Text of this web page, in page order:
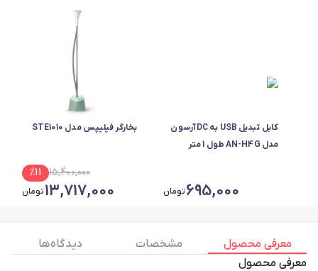
کابل تبدیل USB به DC آرسون
مدل AN-H4G طول 1 متر
695,000تومان
بخارگر فیلیپس مدل STE1010
15,400,000
%11
13,717,000تومان
معرفی محصول مشخصات
دیدگاه ها
معرفی محصول